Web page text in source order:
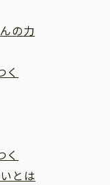
の力
く
く
とは